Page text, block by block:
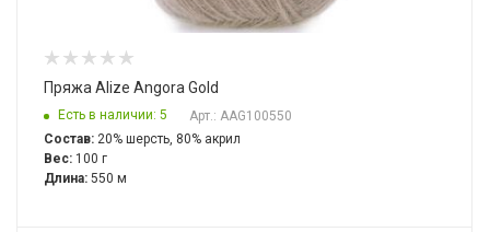
Пряжа Alize Angora Gold
Есть в наличии: 5
Арт.: AAG100550
Состав: 20% шерсть, 80% акрил
Вес: 100 г
Длина: 550 м